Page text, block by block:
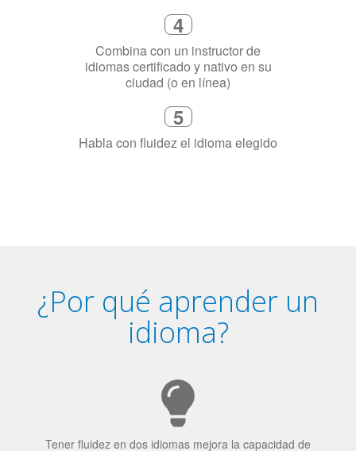
3
Dinos exactamente por qué
necesitas aprender el idioma
4
Combina con un instructor de
idiomas certificado y nativo en su
¿Por qué aprender un
idioma?